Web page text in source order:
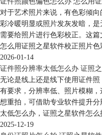
对于艺术照片来说，有色彩倾
彩冷暖明显或照片发灰发暗，
需要给照片进行色彩校正。这
怎么用证照之星软件校正照片色
2026-01-14
证件照分辨率太低怎么办 证照
无论是线上还是线下使用证件
有要求，分辨率低、照片模糊
想重拍，可借助专业软件提升
太低怎么办，证照之星软件怎么
2025-12-19